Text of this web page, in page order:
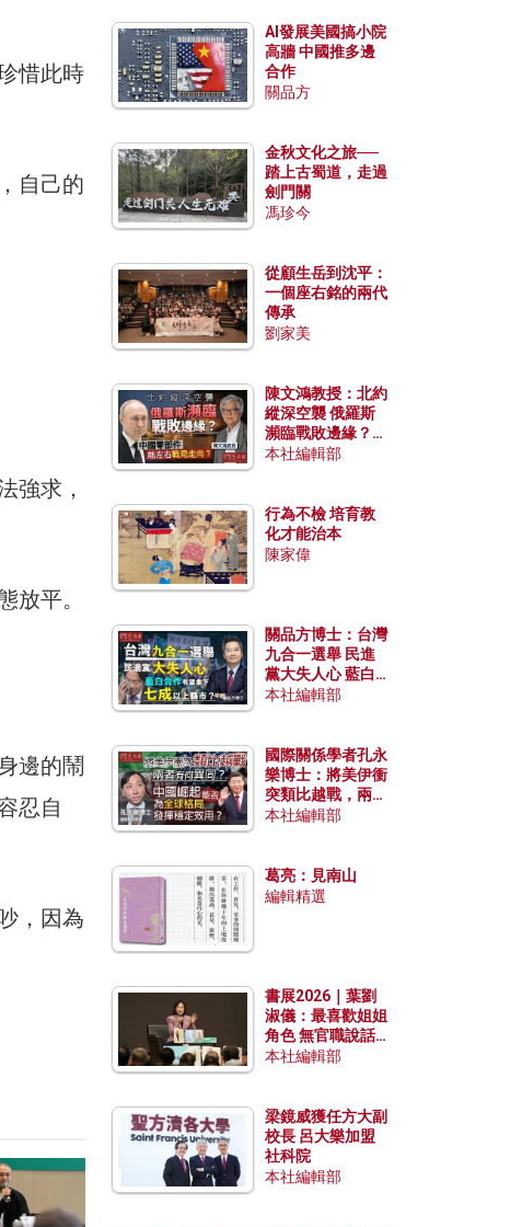
惜此時
自己的
強求，
放平。
邊的鬧
忍自
，因為
AI發展美國搞小院
高牆 中國推多邊
合作
關品方
金秋文化之旅──
踏上古蜀道，走過
劍門關
馮珍今
從顧生岳到沈平：
一個座右銘的兩代
傳承
劉家美
陳文鴻教授：北約
縱深空襲 俄羅斯
瀕臨戰敗邊緣？中
國零部件能左右戰
本社編輯部
行為不檢 培育教
化才能治本
陳家偉
關品方博士：台灣
九合一選舉 民進
黨大失人心 藍白
合作有望拿下七成
本社編輯部
國際關係學者孔永
樂博士：將美伊衝
突類比越戰，兩者
有何異同？中國崛
本社編輯部
葛亮：見南山
編輯精選
書展2026｜葉劉
淑儀：最喜歡姐姐
角色 無官職說話
包袱少
本社編輯部
梁鏡威獲任方大副
校長 呂大樂加盟
社科院
本社編輯部